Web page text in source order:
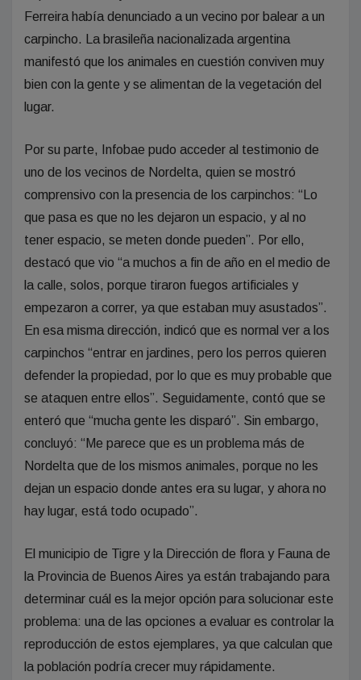
Ferreira había denunciado a un vecino por balear a un
carpincho. La brasileña nacionalizada argentina
manifestó que los animales en cuestión conviven muy
bien con la gente y se alimentan de la vegetación del
lugar.
Por su parte, Infobae pudo acceder al testimonio de
uno de los vecinos de Nordelta, quien se mostró
comprensivo con la presencia de los carpinchos: “Lo
que pasa es que no les dejaron un espacio, y al no
tener espacio, se meten donde pueden”. Por ello,
destacó que vio “a muchos a fin de año en el medio de
la calle, solos, porque tiraron fuegos artificiales y
empezaron a correr, ya que estaban muy asustados”.
En esa misma dirección, indicó que es normal ver a los
carpinchos “entrar en jardines, pero los perros quieren
defender la propiedad, por lo que es muy probable que
se ataquen entre ellos”. Seguidamente, contó que se
enteró que “mucha gente les disparó”. Sin embargo,
concluyó: “Me parece que es un problema más de
Nordelta que de los mismos animales, porque no les
dejan un espacio donde antes era su lugar, y ahora no
hay lugar, está todo ocupado”.
El municipio de Tigre y la Dirección de flora y Fauna de
la Provincia de Buenos Aires ya están trabajando para
determinar cuál es la mejor opción para solucionar este
problema: una de las opciones a evaluar es controlar la
reproducción de estos ejemplares, ya que calculan que
la población podría crecer muy rápidamente.